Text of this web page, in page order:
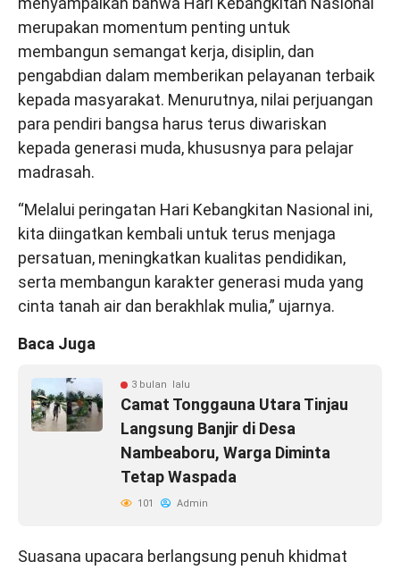
merupakan momentum penting untuk
membangun semangat kerja, disiplin, dan
pengabdian dalam memberikan pelayanan terbaik
kepada masyarakat. Menurutnya, nilai perjuangan
para pendiri bangsa harus terus diwariskan
kepada generasi muda, khususnya para pelajar
madrasah.
“Melalui peringatan Hari Kebangkitan Nasional ini,
kita diingatkan kembali untuk terus menjaga
persatuan, meningkatkan kualitas pendidikan,
serta membangun karakter generasi muda yang
cinta tanah air dan berakhlak mulia,” ujarnya.
Baca Juga
3 bulan lalu
Camat Tonggauna Utara Tinjau
Langsung Banjir di Desa
Nambeaboru, Warga Diminta
Tetap Waspada
101 Admin
Suasana upacara berlangsung penuh khidmat